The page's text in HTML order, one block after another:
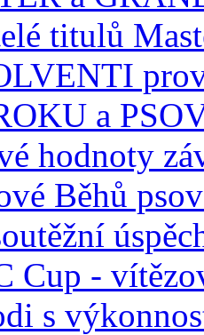
titulů
a
hodnoty
Běhů
Cup -
s